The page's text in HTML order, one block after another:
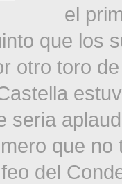
el
que los
otro toro
seria
que
del